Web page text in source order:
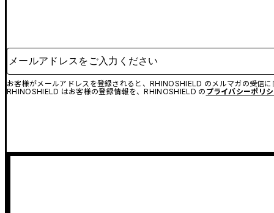
メールアドレスをご入力ください
お客様がメールアドレスを登録されると、RHINOSHIELD のメルマガの受信
RHINOSHIELD はお客様の登録情報を、RHINOSHIELD の プライバシーポリ